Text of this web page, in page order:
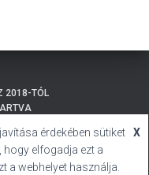
2018-TÓL
BALATONMÁRIAFÜRDŐ
HIVATALOS HONLAP
érdekében sütiket
hogy elfogadja ezt a
a webhelyet használja.
X